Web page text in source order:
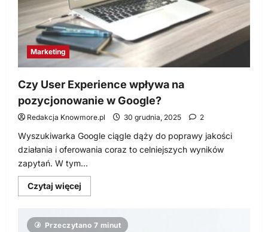
Marketing
Czy User Experience wpływa na
pozycjonowanie w Google?
Redakcja Knowmore.pl 30 grudnia, 2025 2
Wyszukiwarka Google ciągle dąży do poprawy jakości
działania i oferowania coraz to celniejszych wyników
zapytań. W tym...
Czytaj więcej
się
Czy
User
Przeczytano 7 minut